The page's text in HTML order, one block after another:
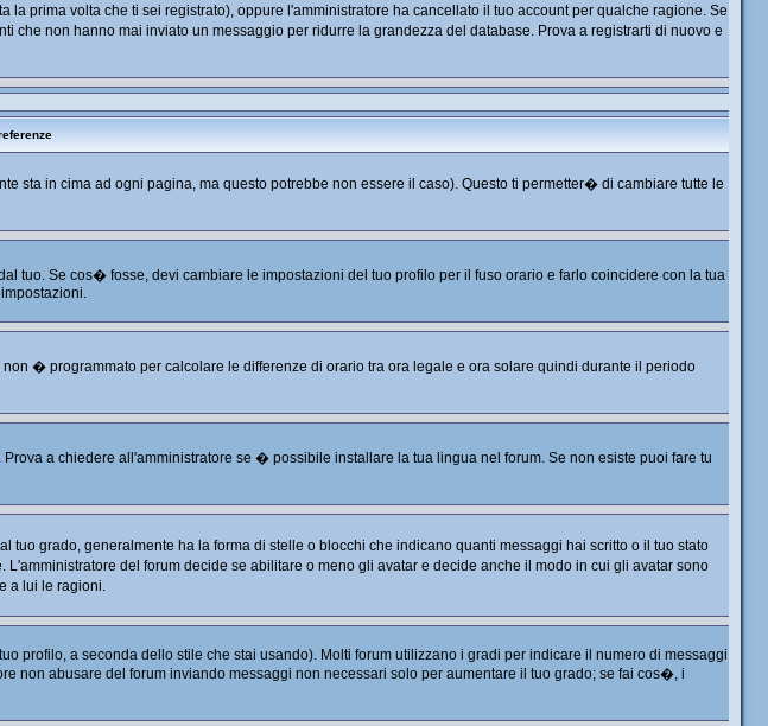
prima volta che ti sei registrato), oppure l'amministratore ha cancellato il tuo account per qualche ragione. Se
non hanno mai inviato un messaggio per ridurre la grandezza del database. Prova a registrarti di nuovo e
sta in cima ad ogni pagina, ma questo potrebbe non essere il caso). Questo ti permetter� di cambiare tutte le
tuo. Se cos� fosse, devi cambiare le impostazioni del tuo profilo per il fuso orario e farlo coincidere con la tua
� programmato per calcolare le differenze di orario tra ora legale e ora solare quindi durante il periodo
a chiedere all'amministratore se � possibile installare la tua lingua nel forum. Se non esiste puoi fare tu
grado, generalmente ha la forma di stelle o blocchi che indicano quanti messaggi hai scritto o il tuo stato
del forum decide se abilitare o meno gli avatar e decide anche il modo in cui gli avatar sono
a lui le ragioni.
profilo, a seconda dello stile che stai usando). Molti forum utilizzano i gradi per indicare il numero di messaggi
non abusare del forum inviando messaggi non necessari solo per aumentare il tuo grado; se fai cos�, i